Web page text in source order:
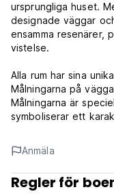
ursprungliga huset.
designade väggar
ensamma resenärer,
vistelse.
Alla rum har sina
Målningarna på
Målningarna är
symboliserar ett
mimozas. Katterna
symboliserar
Istanbulkarta målad
Anmäla
Regler för